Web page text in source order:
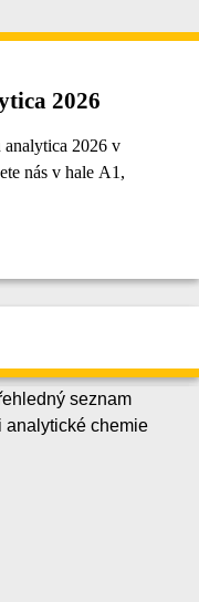
2026
analytica 2026 v
nás v hale A1,